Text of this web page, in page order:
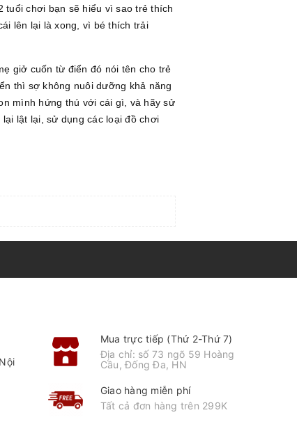
tuổi chơi bạn sẽ hiểu vì sao trẻ thích
lên lại là xong, vì bé thích trải
giở cuốn từ điển đó nói tên cho trẻ
thì sợ không nuôi dưỡng khả năng
mình hứng thú với cái gì, và hãy sử
lật lại, sử dụng các loại đồ chơi
Mua trực tiếp (Thứ 2-Thứ 7)
Địa chỉ: số 73 ngõ 59 Hoàng
Cầu, Đống Đa, HN
Giao hàng miễn phí
Tất cả đơn hàng trên 299K